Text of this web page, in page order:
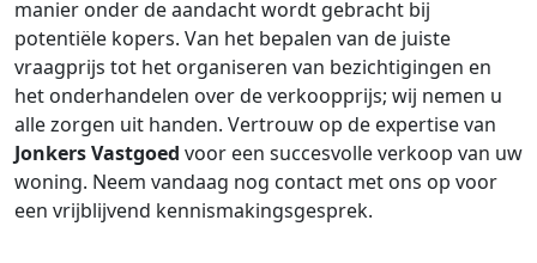
manier onder de aandacht wordt gebracht bij
potentiële kopers. Van het bepalen van de juiste
vraagprijs tot het organiseren van bezichtigingen en
het onderhandelen over de verkoopprijs; wij nemen u
alle zorgen uit handen. Vertrouw op de expertise van
Jonkers Vastgoed voor een succesvolle verkoop van uw
woning. Neem vandaag nog contact met ons op voor
een vrijblijvend kennismakingsgesprek.